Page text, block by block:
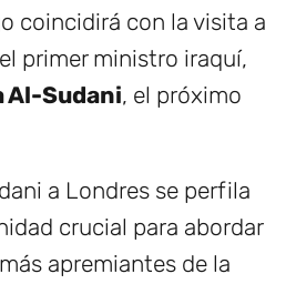
coincidirá con la visita a
primer ministro iraquí,
Al-Sudani, el próximo
a Londres se perfila
crucial para abordar
apremiantes de la